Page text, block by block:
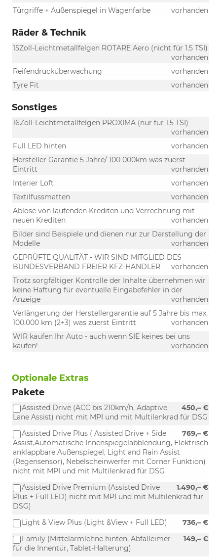
Türgriffe + Außenspiegel in Wagenfarbe
vorhanden
Räder & Technik
15Zoll-Leichtmetallfelgen ROTARE Aero (nicht für 1.5 TSI)
vorhanden
Reifendrucküberwachung
vorhanden
Tyre Fit
vorhanden
Sonstiges
16Zoll-Leichtmetallfelgen PROXIMA (nur für 1.5 TSI)
vorhanden
Full LED hinten
vorhanden
Hersteller Garantie 5 Jahre/ 100 000km was zuerst
Eintritt
vorhanden
Interier Loft
vorhanden
Textilfussmatten
vorhanden
Ablöse von laufenden Krediten und Verrechnung mit
neuen Krediten
vorhanden
Bilder sind Beispiele und dienen nur zur Darstellung der
Modelle
vorhanden
GEPRÜFTE QUALITÄT - WIR SIND MITGLIED DES
BUNDESVERBAND FREIER KFZ-HÄNDLER
vorhanden
Trotz sorgfältiger Kontrolle der Inhalte übernehmen wir
keine Haftung für eventuelle Eingabefehler in der
Anzeige
vorhanden
Verlängerung der Herstellergarantie auf 5 Jahre bis max.
100.000 km (2+3) was zuerst Eintritt
vorhanden
WIR kaufen Ihr Auto - auch wenn SIE keines bei uns
kaufen!
vorhanden
Optionale Extras
Pakete
450,– €
Assisted Drive (ACC bis 210km/h, Adaptive
Lane Assist) nicht mit MPI und mit Multilenkrad für DSG
769,– €
Assisted Drive Plus ( Assisted Drive + Side
Assist,Automatische Innenspiegelabblendung, Elektrisch
anklappbare Außenspiegel, Light and Rain Assist
(Regensensor), Nebelscheinwerfer mit Corner Funktion)
nicht mit MPI und mit Multilenkrad für DSG
1.490,– €
Assisted Drive Premium (Assisted Drive
Plus + Full LED) nicht mit MPI und mit Multilenkrad für
DSG)
736,– €
Light & View Plus (Light &View + Full LED)
149,– €
Family (Mittelarmlehne hinten, Abfalleimer
für die Innentür, Tablet-Halterung)